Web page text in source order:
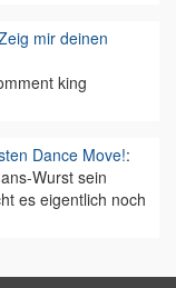
mir deinen
king
Dance Move!:
Wurst sein
es eigentlich noch